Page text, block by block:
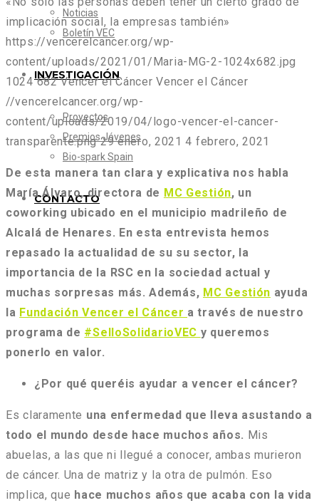
Noticias
Boletín VEC
INVESTIGACIÓN
Proyectos
Premios Jóvenes
Bio-spark Spain
CONTACTO
implicación social, la empresas también»
https://vencerelcancer.org/wp-
content/uploads/2021/01/Maria-MG-2-1024x682.jpg
1024 682 Vencer el Cáncer Vencer el Cáncer
//vencerelcancer.org/wp-
content/uploads/2019/04/logo-vencer-el-cancer-
transparente.png 29 enero, 2021 4 febrero, 2021
De esta manera tan clara y explicativa nos habla
María Álvaro, directora de MC Gestión, un
coworking ubicado en el municipio madrileño de
Alcalá de Henares. En esta entrevista hemos
repasado la actualidad de su su sector, la
importancia de la RSC en la sociedad actual y
muchas sorpresas más. Además, MC Gestión ayuda
la Fundación Vencer el Cáncer a través de nuestro
programa de #SelloSolidarioVEC y queremos
ponerlo en valor.
¿Por qué queréis ayudar a vencer el cáncer?
Es claramente una enfermedad que lleva asustando a
todo el mundo desde hace muchos años. Mis
abuelas, a las que ni llegué a conocer, ambas murieron
de cáncer. Una de matriz y la otra de pulmón. Eso
implica, que hace muchos años que acaba con la vida